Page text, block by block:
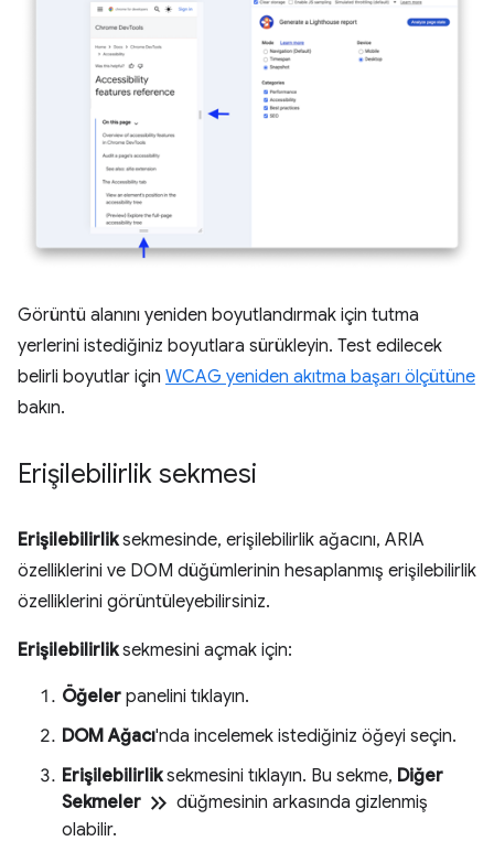
Görüntü alanını yeniden boyutlandırmak için tutma
yerlerini istediğiniz boyutlara sürükleyin. Test edilecek
belirli boyutlar için WCAG yeniden akıtma başarı ölçütüne
bakın.
Erişilebilirlik sekmesi
Erişilebilirliksekmesinde, erişilebilirlik ağacını, ARIA
özelliklerini ve DOM düğümlerinin hesaplanmış erişilebilirlik
özelliklerini görüntüleyebilirsiniz.
Erişilebilirliksekmesini açmak için:
Öğeler panelini tıklayın.
DOM Ağacı'nda incelemek istediğiniz öğeyi seçin.
Erişilebilirliksekmesini tıklayın. Bu sekme, Diğer
Sekmeler keyboard_double_arrow_right düğmesinin arkasında gizlenmiş
olabilir.